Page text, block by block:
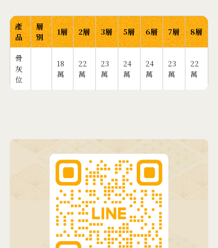
產
品
層
別
1層 2層 3層 5層 6層 7層 8層
骨
灰
位
18
萬
22
萬
23
萬
24
萬
24
萬
23
萬
22
萬